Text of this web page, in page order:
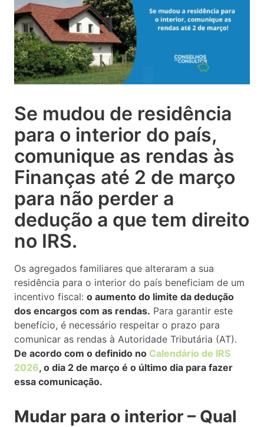
Se mudou de residência
para o interior do país,
comunique as rendas às
Finanças até 2 de março
para não perder a
dedução a que tem direito
no IRS.
Os agregados familiares que alteraram a sua
residência para o interior do país beneficiam de um
incentivo fiscal: o aumento do limite da dedução
dos encargos com as rendas. Para garantir este
benefício, é necessário respeitar o prazo para
comunicar as rendas à Autoridade Tributária (AT).
De acordo com o definido no Calendário de IRS
2026, o dia 2 de março é o último dia para fazer
essa comunicação.
Mudar para o interior – Qual